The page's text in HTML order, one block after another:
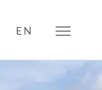
Toggle
EN